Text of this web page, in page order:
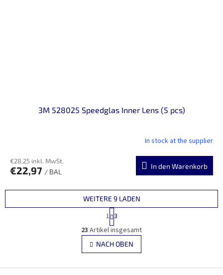
3M 528025 Speedglas Inner Lens (5 pcs)
In stock at the supplier
€28,25 inkl. MwSt.
€22,97 / BAL
In den Warenkorb
S
t
e
u
WEITERE 9 LADEN
P
a
g
i
n
i
r
1 3
23 Artikel insgesamt
NACH OBEN